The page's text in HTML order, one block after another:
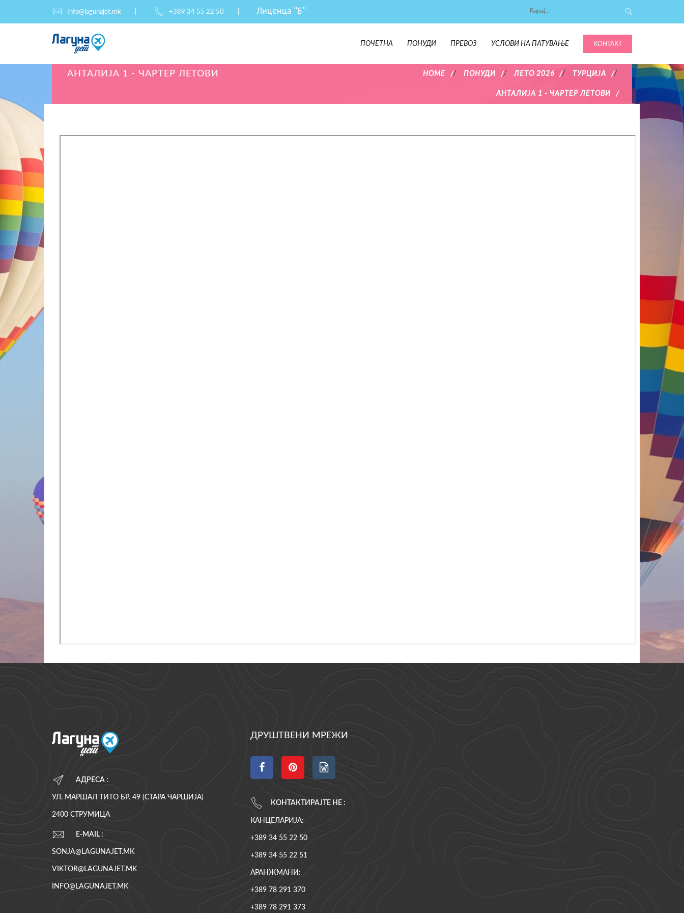
Info@lagunajet.mk +389 34 55 22 50 Лиценца "Б"
ПОЧЕТНА ПОНУДИ ПРЕВОЗ УСЛОВИ НА ПАТУВАЊЕ КОНТАКТ
АНТАЛИЈА 1 - ЧАРТЕР ЛЕТОВИ HOME / ПОНУДИ / ЛЕТО 2026 / ТУРЦИЈА /
АНТАЛИЈА 1 - ЧАРТЕР ЛЕТОВИ
АДРЕСА :
УЛ. МАРШАЛ ТИТО БР. 49 (СТАРА ЧАРШИЈА)
2400 СТРУМИЦА
E-MAIL :
SONJA@LAGUNAJET.MK
VIKTOR@LAGUNAJET.MK
INFO@LAGUNAJET.MK
ДРУШТВЕНИ МРЕЖИ
КОНТАКТИРАЈТЕ НЕ :
КАНЦЕЛАРИЈА:
+389 34 55 22 50
+389 34 55 22 51
АРАНЖМАНИ:
+389 78 291 370
+389 78 291 373